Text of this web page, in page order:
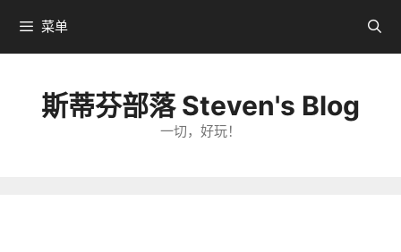
到
菜单
斯蒂芬部落 Steven's Blog
一切，好玩！